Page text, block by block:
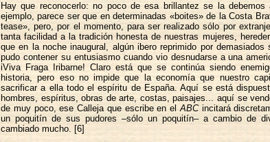
Hay que reconocerlo: no poco de esa brillantez se la
ejemplo, parece ser que en determinadas «boites» de la Costa
tease», pero, por el momento, para ser realizado sólo por
tanta facilidad a la tradición honesta de nuestras mujeres,
que en la noche inaugural, algún ibero reprimido por
pudo contener su entusiasmo cuando vio desnudarse a una
iViva Fraga Iribarne! Claro está que se continúa siendo
historia, pero eso no impide que la economía que nuestro
sacrificar a ella todo el espíritu de España. Aquí se está
hombres, espíritus, obras de arte, costas, paisajes... aquí se
de muy poco, ese Calleja que escribe en elABC incitará
un poquitín de sus pudores –sólo un poquitín– a cambio de
cambiado mucho. [6]